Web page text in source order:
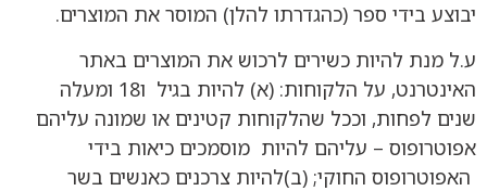
יבוצע בידי ספר (כהגדרתו להלן) המוסר את המוצרים.
ע.ל מנת להיות כשירים לרכוש את המוצרים באתר
האינטרנט, על הלקוחות: (א) להיות בגיל ו18 ומעלה
שנים לפחות, וככל שהלקוחות קטינים או שמונה עליהם
אפוטרופוס – עליהם להיות מוסמכים כיאות בידי
האפוטרופוס החוקי; (ב)להיות צרכנים כאנשים בשר